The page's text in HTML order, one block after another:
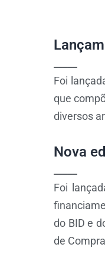
Foi
que
diversos
Nova
Foi
do BID e
de